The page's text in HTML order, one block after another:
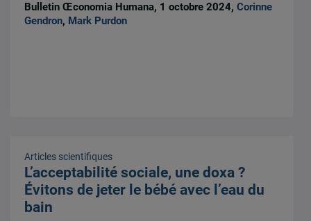
Bulletin Œconomia Humana, 1 octobre 2024,Corinne
Gendron, Mark Purdon
Articles scientifiques
L’acceptabilité sociale, une doxa ?
Évitons de jeter le bébé avec l’eau du
bain